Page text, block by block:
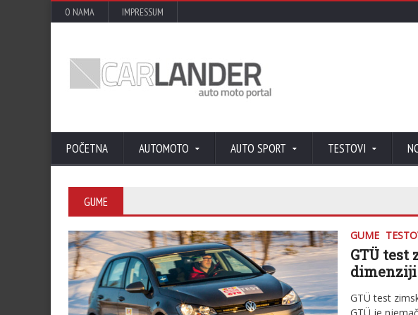
O NAMA IMPRESSUM
POČETNA AUTOMOTO AUTO SPORT TESTOVI
GUME
GUME
GTÜ test
dimenziji
GTÜ test